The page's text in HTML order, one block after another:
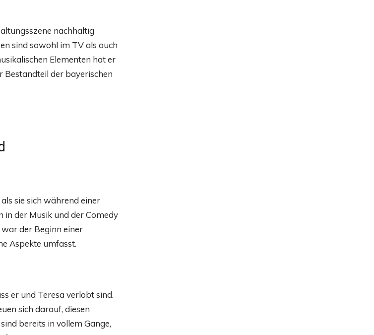
nachhaltig
sind sowohl im TV als auch
Elementen hat er
Bestandteil der bayerischen
sie sich während einer
der Musik und der Comedy
der Beginn einer
Aspekte umfasst.
er und Teresa verlobt sind.
sich darauf, diesen
bereits in vollem Gange,